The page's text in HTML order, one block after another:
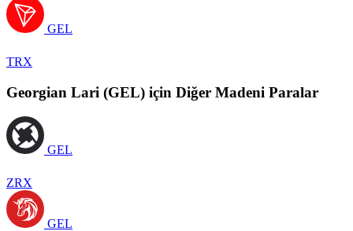
GEL
TRX
Georgian Lari (GEL) için Diğer Madeni Paralar
GEL
ZRX
GEL